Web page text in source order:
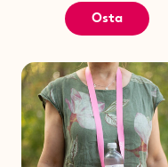
Osta